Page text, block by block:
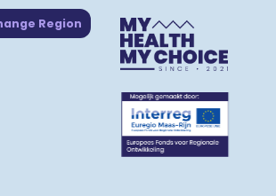
Region